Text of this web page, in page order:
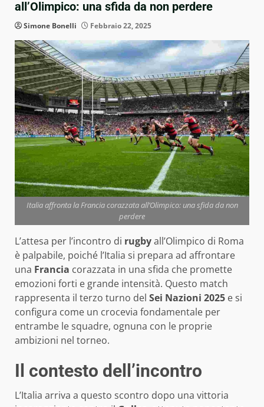
all’Olimpico: una sfida da non perdere
Simone Bonelli Febbraio 22, 2025
Italia affronta la Francia corazzata all’Olimpico: una sfida da non
perdere
L’attesa per l’incontro di rugbyall’Olimpico di Roma
è palpabile, poiché l’Italia si prepara ad affrontare
una Francia corazzata in una sfida che promette
emozioni forti e grande intensità. Questo match
rappresenta il terzo turno del Sei Nazioni 2025 e si
configura come un crocevia fondamentale per
entrambe le squadre, ognuna con le proprie
ambizioni nel torneo.
Il contesto dell’incontro
L’Italia arriva a questo scontro dopo una vittoria